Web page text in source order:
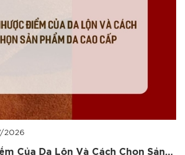
2026
Của Da Lộn Và Cách Chọn Sản